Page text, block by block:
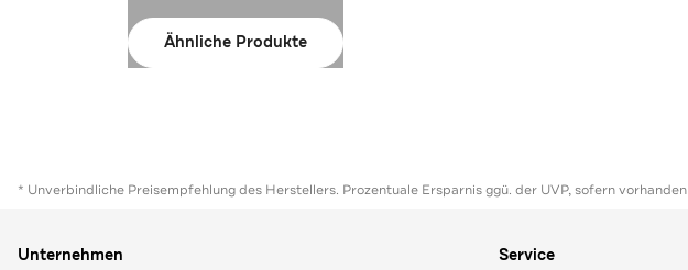
Ähnliche Produkte
* Unverbindliche Preisempfehlung des Herstellers. Prozentuale Ersparnis ggü. der UVP, sofern vorhanden
Unternehmen Service